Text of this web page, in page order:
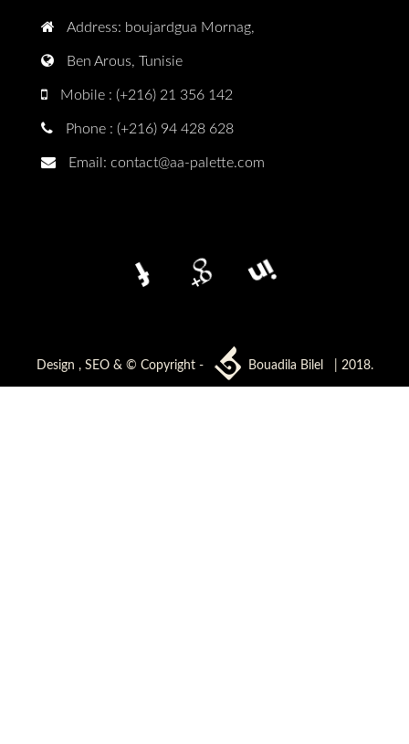
Address: boujardgua Mornag,
Ben Arous, Tunisie
Mobile : (+216) 21 356 142
Phone : (+216) 94 428 628
Email: contact@aa-palette.com
Design , SEO & © Copyright - Bouadila Bilel | 2018.